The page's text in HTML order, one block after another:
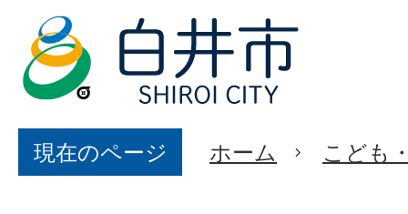
現在のページ ホーム こども